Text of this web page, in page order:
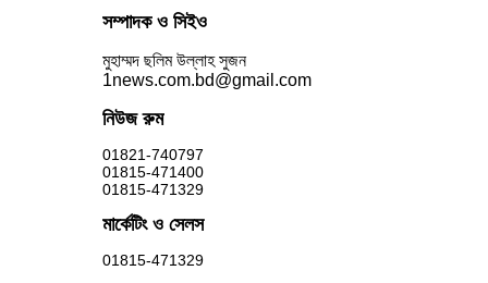
সম্পাদক ও সিইও
মুহাম্মদ ছলিম উল্লাহ সুজন
1news.com.bd@gmail.com
নিউজ রুম
01821-740797
01815-471400
01815-471329
মার্কেটিং ও সেলস
01815-471329